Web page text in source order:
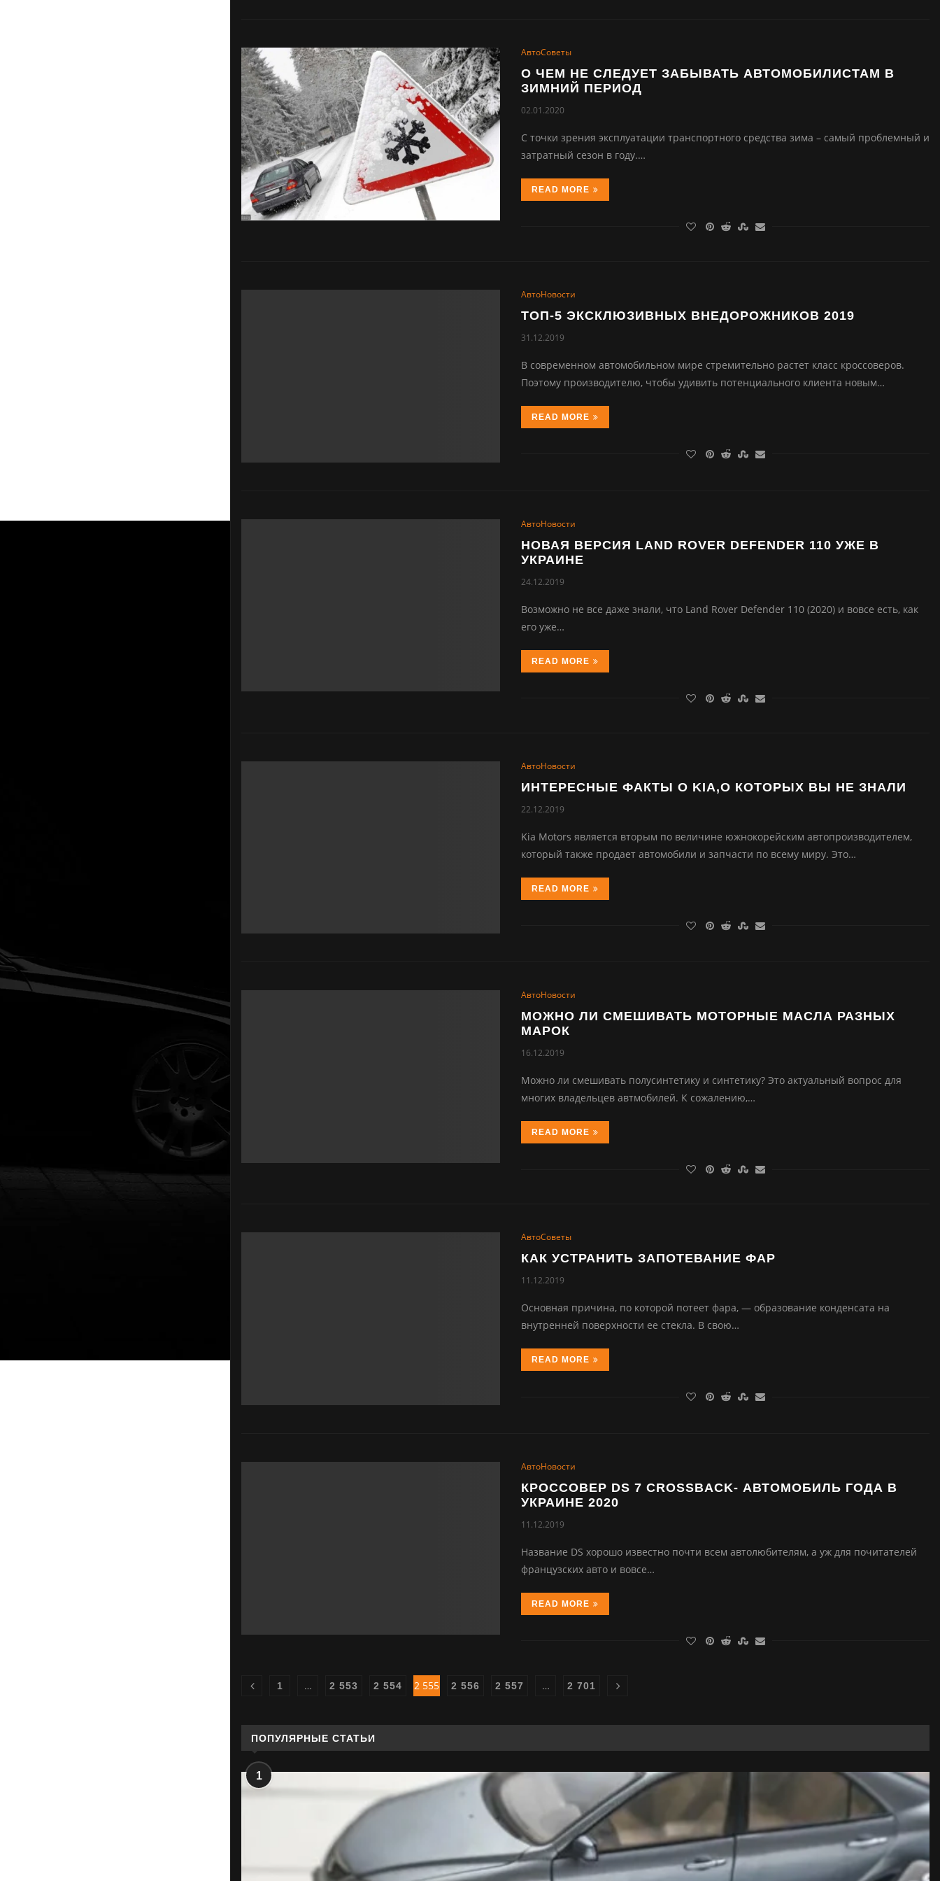
АвтоСоветы
О ЧЕМ НЕ СЛЕДУЕТ ЗАБЫВАТЬ АВТОМОБИЛИСТАМ В
ЗИМНИЙ ПЕРИОД
02.01.2020
С точки зрения эксплуатации транспортного средства зима – самый проблемный и
затратный сезон в году.…
READ MORE
АвтоНовости
ТОП-5 ЭКСКЛЮЗИВНЫХ ВНЕДОРОЖНИКОВ 2019
31.12.2019
В современном автомобильном мире стремительно растет класс кроссоверов.
Поэтому производителю, чтобы удивить потенциального клиента новым…
READ MORE
АвтоНовости
НОВАЯ ВЕРСИЯ LAND ROVER DEFENDER 110 УЖЕ В
УКРАИНЕ
24.12.2019
Возможно не все даже знали, что Land Rover Defender 110 (2020) и вовсе есть, как
его уже…
READ MORE
АвтоНовости
ИНТЕРЕСНЫЕ ФАКТЫ О KIA,О КОТОРЫХ ВЫ НЕ ЗНАЛИ
22.12.2019
Kia Motors является вторым по величине южнокорейским автопроизводителем,
который также продает автомобили и запчасти по всему миру. Это…
READ MORE
АвтоНовости
МОЖНО ЛИ СМЕШИВАТЬ МОТОРНЫЕ МАСЛА РАЗНЫХ
МАРОК
16.12.2019
Можно ли смешивать полусинтетику и синтетику? Это актуальный вопрос для
многих владельцев автмобилей. К сожалению,…
READ MORE
АвтоСоветы
КАК УСТРАНИТЬ ЗАПОТЕВАНИЕ ФАР
11.12.2019
Основная причина, по которой потеет фара, — образование конденсата на
внутренней поверхности ее стекла. В свою…
READ MORE
АвтоНовости
КРОССОВЕР DS 7 CROSSBACK- АВТОМОБИЛЬ ГОДА В
УКРАИНЕ 2020
11.12.2019
Название DS хорошо известно почти всем автолюбителям, а уж для почитателей
французских авто и вовсе…
READ MORE
1 … 2 553 2 554 2 555 2 556 2 557 … 2 701
ПОПУЛЯРНЫЕ СТАТЬИ
1